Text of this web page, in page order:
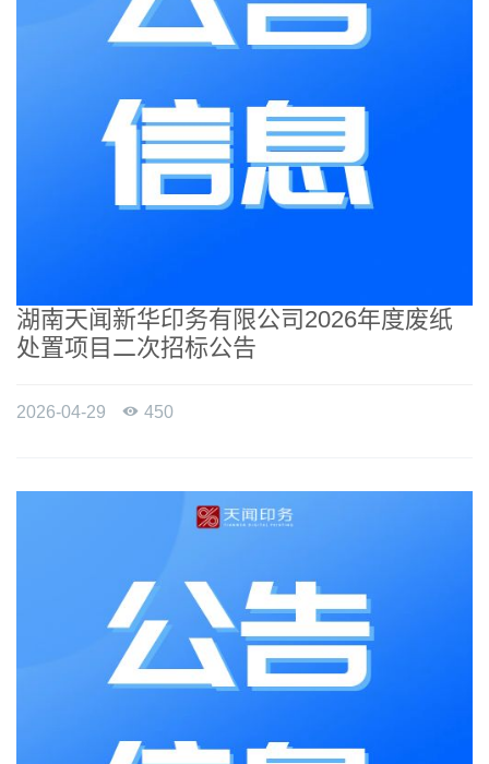
湖南天闻新华印务有限公司2026年度废纸
处置项目二次招标公告
2026-04-29  450